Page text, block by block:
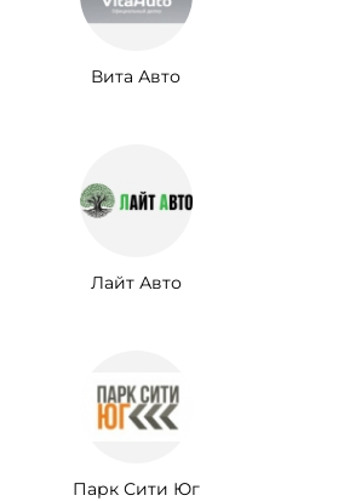
Вита Авто
Лайт Авто
Парк Сити Юг